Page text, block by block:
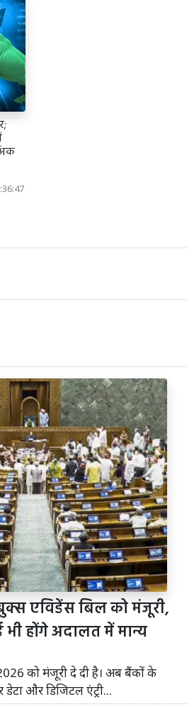
एविडेंस बिल को मंजूरी,
भी होंगे अदालत में मान्य
को मंजूरी दे दी है। अब बैंकों के
डेटा और डिजिटल एंट्री...